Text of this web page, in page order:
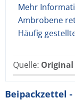
Mehr
Ambrobene
Häufig
Quelle: Original
Beipackzettel